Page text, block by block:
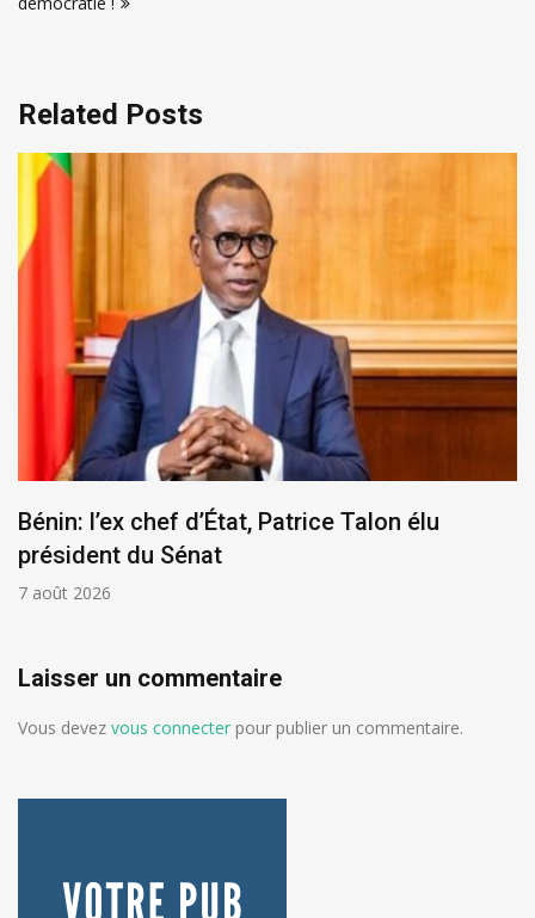
Related Posts
Bénin: l’ex chef d’État, Patrice Talon élu
président du Sénat
7 août 2026
Laisser un commentaire
Vous devez vous connecter pour publier un commentaire.